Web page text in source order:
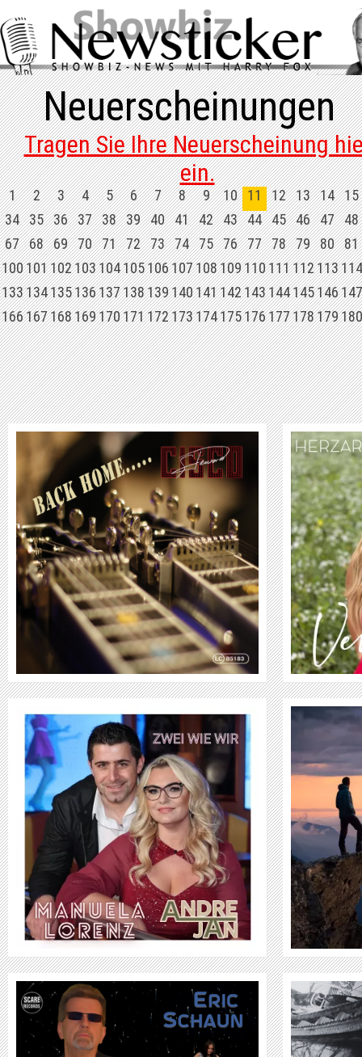
Neuerscheinungen
Tragen Sie Ihre Neuerscheinung
ein.
1 2 3 4 5 6 7 8 9 10 11 12 13 14 15
34 35 36 37 38 39 40 41 42 43 44 45 46 47 48
67 68 69 70 71 72 73 74 75 76 77 78 79 80 81
100101102103104105106107108109110111112113114
133134135136137138139140141142143144145146147
166167168169170171172173174175176177178179180
VERENA ROSE
WEITER
RALPH BOGARD
WEITER
ROB THE VOICE - MEXICOMA / NIGHTS
OF DESIRE - THE NEW SINGLE 2024